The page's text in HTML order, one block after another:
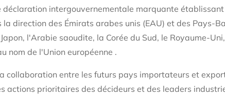
déclaration intergouvernementale marquante établissant
la direction des Émirats arabes unis (EAU) et des Pays-
l'Arabie saoudite, la Corée du Sud, le Royaume-
nom de l'Union européenne .
collaboration entre les futurs pays importateurs et
actions prioritaires des décideurs et des leaders